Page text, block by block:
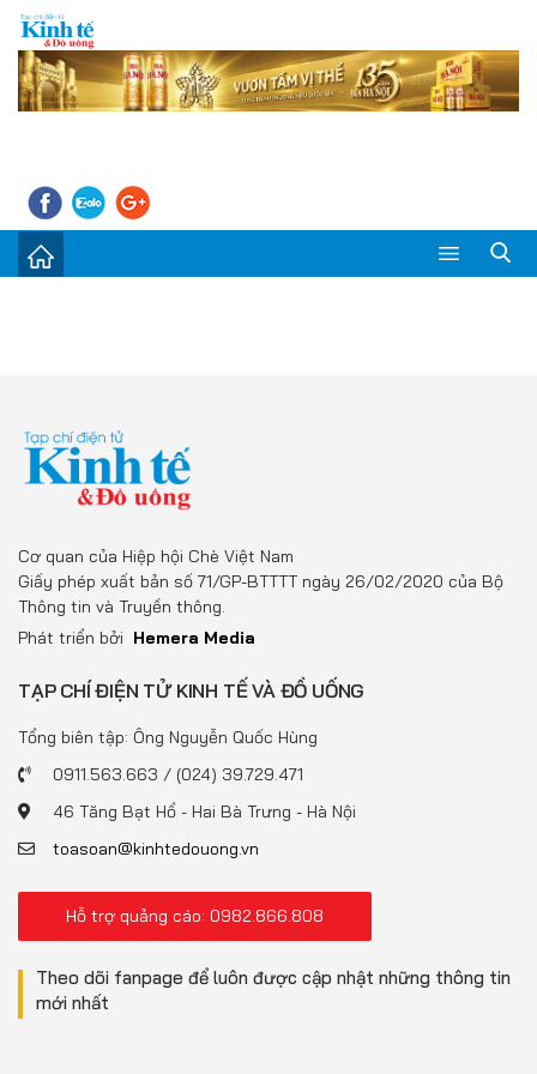
Thị trường
Doanh nghiệp – Doanh nhân
Đồ uống
Pháp luật
Multimedia
Cơ quan của Hiệp hội Chè Việt Nam
Giấy phép xuất bản số 71/GP-BTTTT ngày 26/02/2020 của Bộ
Thông tin và Truyền thông.
Phát triển bởi Hemera Media
TẠP CHÍ ĐIỆN TỬ KINH TẾ VÀ ĐỒ UỐNG
Tổng biên tập: Ông Nguyễn Quốc Hùng
0911.563.663 / (024) 39.729.471
46 Tăng Bạt Hổ - Hai Bà Trưng - Hà Nội
toasoan@kinhtedouong.vn
Hỗ trợ quảng cáo: 0982.866.808
Theo dõi fanpage để luôn được cập nhật những thông tin
mới nhất